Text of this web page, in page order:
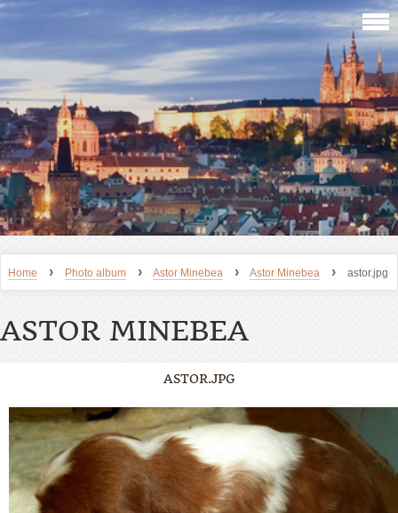
Home › Photo album › Astor Minebea › Astor Minebea › astor.jpg
ASTOR MINEBEA
ASTOR.JPG